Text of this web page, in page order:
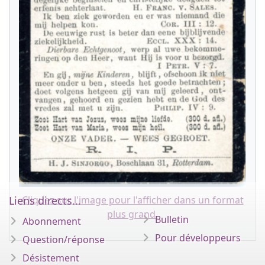
Cliquez sur l'image pour l'afficher dans un format
plus grand.
Liens directs...
Abonnement
Question/réponse
Désistement
Bulletin
Pour développeurs